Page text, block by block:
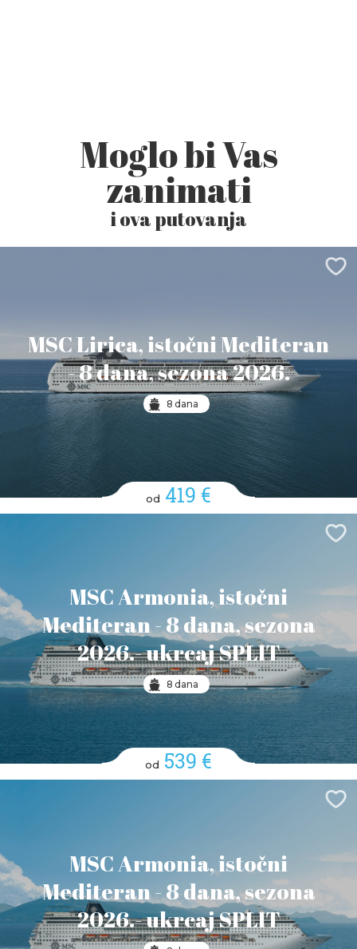
Moglo bi Vas
zanimati
i ova putovanja
MSC Lirica, istočni Mediteran
- 8 dana, sezona 2026.
8 dana
od 419 €
MSC Armonia, istočni
Mediteran - 8 dana, sezona
2026.- ukrcaj SPLIT
8 dana
od 539 €
MSC Armonia, istočni
Mediteran - 8 dana, sezona
2026.- ukrcaj SPLIT